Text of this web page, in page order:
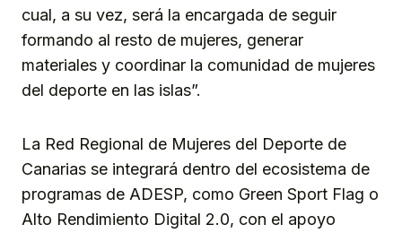
cual, a su vez, será la encargada de seguir
formando al resto de mujeres, generar
materiales y coordinar la comunidad de mujeres
del deporte en las islas”.
La Red Regional de Mujeres del Deporte de
Canarias se integrará dentro del ecosistema de
programas de ADESP, como Green Sport Flag o
Alto Rendimiento Digital 2.0, con el apoyo